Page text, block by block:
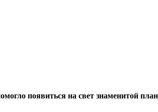
появиться на свет знаменитой